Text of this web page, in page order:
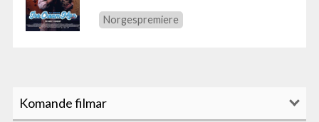
Norgespremiere